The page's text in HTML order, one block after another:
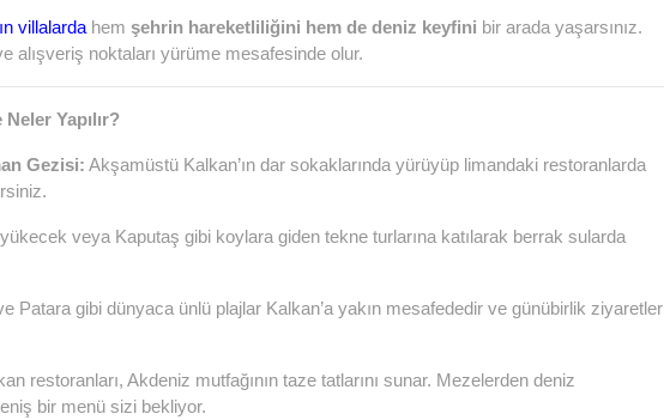
villalarda hem şehrin hareketliliğini hem de deniz keyfini bir arada yaşarsınız.
alışveriş noktaları yürüme mesafesinde olur.
Yapılır?
Gezisi: Akşamüstü Kalkan’ın dar sokaklarında yürüyüp limandaki restoranlarda
veya Kaputaş gibi koylara giden tekne turlarına katılarak berrak sularda
Patara gibi dünyaca ünlü plajlar Kalkan’a yakın mesafededir ve günübirlik ziyaretler
restoranları, Akdeniz mutfağının taze tatlarını sunar. Mezelerden deniz
bir menü sizi bekliyor.